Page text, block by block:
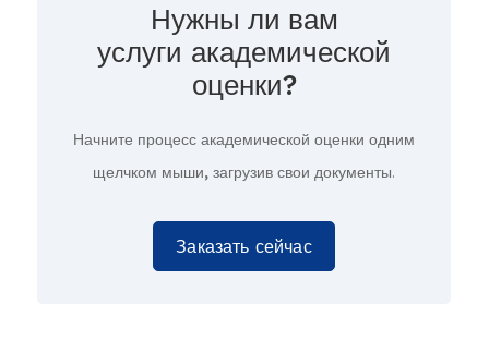
Нужны ли вам
услуги академической
оценки?
Начните процесс академической оценки одним
щелчком мыши, загрузив свои документы.
Заказать сейчас